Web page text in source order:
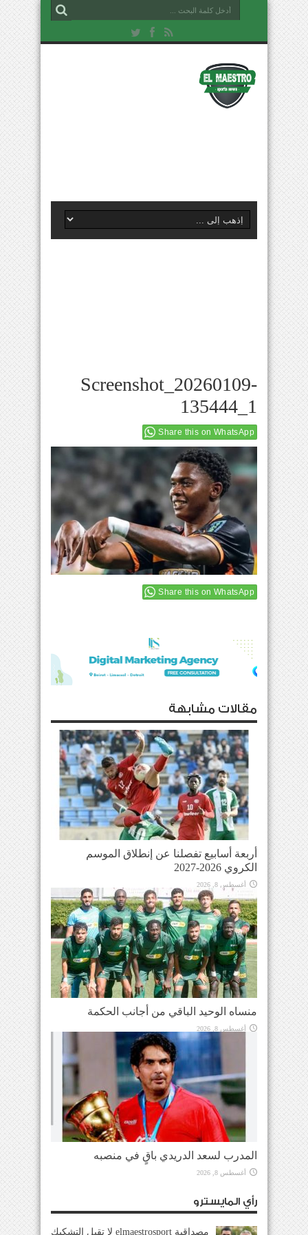
Screenshot_20260109-
135444_1
Share this on WhatsApp
Share this on WhatsApp
مقالات مشابهة
أربعة أسابيع تفصلنا عن إنطلاق الموسم
الكروي 2026-2027
أغسطس 8, 2026
منساه الوحيد الباقي من أجانب الحكمة
أغسطس 8, 2026
المدرب لسعد الدريدي باقٍ في منصبه
أغسطس 8, 2026
رأي المايسترو
مصداقية elmaestrosport لا تقبل التشكيك